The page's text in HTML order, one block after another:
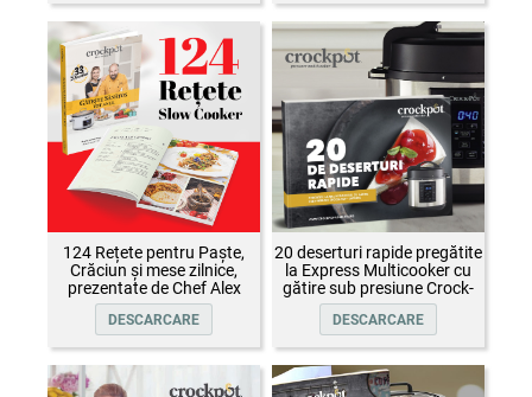
124 Rețete pentru Paște,
Crăciun și mese zilnice,
prezentate de Chef Alex
Cîrțu și invitații săi
DESCARCARE
20 deserturi rapide pregătite
la Express Multicooker cu
gătire sub presiune Crock-
Pot
DESCARCARE